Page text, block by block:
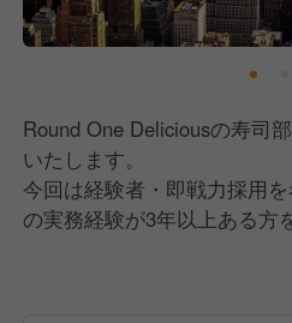
Round One Deliciousの寿司
いたします。
今回は経験者・即戦力採用
の実務経験が3年以上ある方